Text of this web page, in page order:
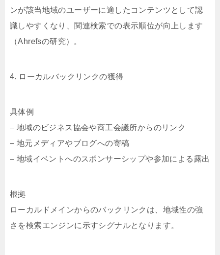
ンが該当地域のユーザーに適したコンテンツとして認
識しやすくなり、関連検索での表示順位が向上します
（Ahrefsの研究）。
4. ローカルバックリンクの獲得
具体例
– 地域のビジネス協会や商工会議所からのリンク
– 地元メディアやブログへの寄稿
– 地域イベントへのスポンサーシップや参加による露出
根拠
ローカルドメインからのバックリンクは、地域性の強
さを検索エンジンに示すシグナルとなります。